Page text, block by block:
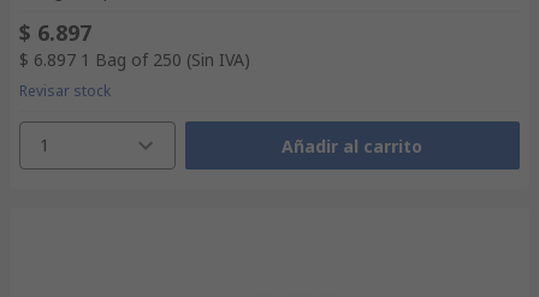
$ 6.897
$ 6.897 1 Bag of 250 (Sin IVA)
Revisar stock
1 Añadir al carrito